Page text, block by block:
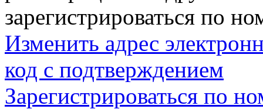
зарегистрироваться по
Изменить адрес
код с подтверждением
Зарегистрироваться по